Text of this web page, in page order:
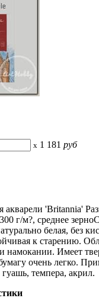
x 1 181 руб
акварели 'Britannia'
г/м?, среднее
белая, без
к старению.
намокании. Имеет
очень легко.
темпера, акрил.